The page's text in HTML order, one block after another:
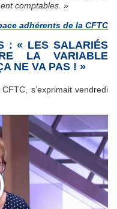
comptables. »
adhérents de la CFTC
: « LES SALARIÉS
LA VARIABLE
NE VA PAS ! »
s’exprimait vendredi